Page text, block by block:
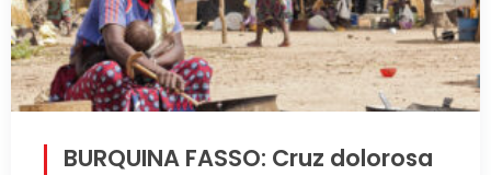
BURQUINA FASSO: Cruz dolorosa